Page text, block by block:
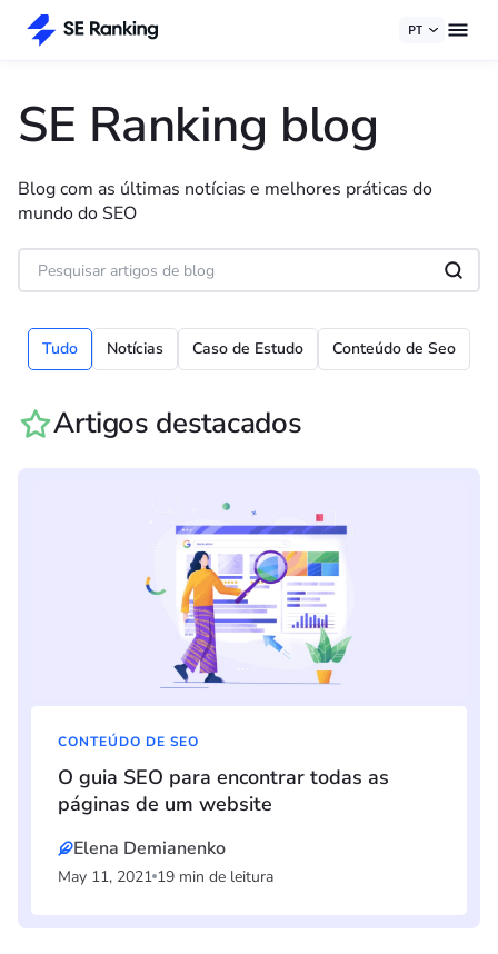
PT
SE Ranking blog
Blog com as últimas notícias e melhores práticas do
mundo do SEO
Tudo Notícias Caso de Estudo Conteúdo de Seo
Artigos destacados
CONTEÚDO DE SEO
O guia SEO para encontrar todas as
páginas de um website
Elena Demianenko
May 11, 2021 19 min de leitura